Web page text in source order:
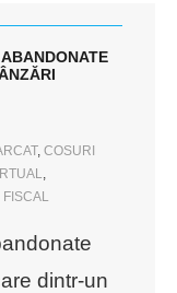
, COSURI
,
FISCAL
dintr-un